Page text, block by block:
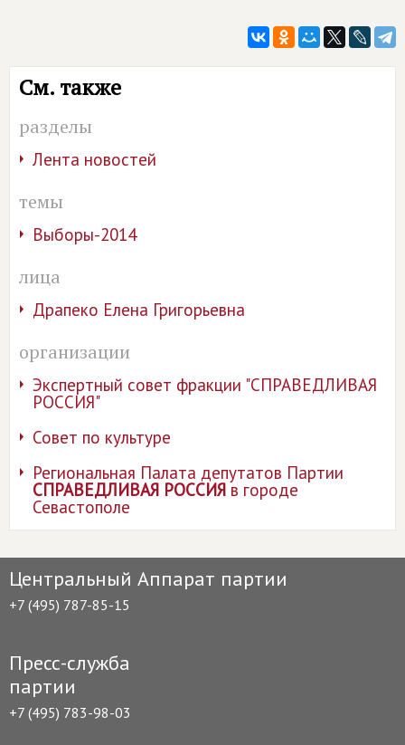
См. также
разделы
Лента новостей
темы
Выборы-2014
лица
Драпеко Елена Григорьевна
организации
Экспертный совет фракции "СПРАВЕДЛИВАЯ
РОССИЯ"
Совет по культуре
Региональная Палата депутатов Партии
СПРАВЕДЛИВАЯ РОССИЯв городе
Севастополе
Центральный Аппарат партии
+7 (495) 787-85-15
Пресс-служба
партии
+7 (495) 783-98-03